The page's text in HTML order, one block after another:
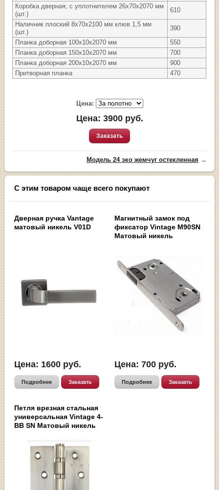
Коробка дверная, с уплотнителем 26х70х2070 мм
(шт.)
610
Наличник плоский 8х70х2100 мм клюв 1,5 мм
(шт.)
390
Планка доборная 100х10х2070 мм
550
Планка доборная 150х10х2070 мм
700
Планка доборная 200х10х2070 мм
900
Притворная планка
470
Цена:
Цена: 3900руб.
Заказать
Модель 24 эко жемчуг остекленная →
С этим товаром чаще всего покупают
Дверная ручка Vantage
матовый никель V01D
Цена: 1600 руб.
Подробнее Заказать
Магнитный замок под
фиксатор Vintage M90SN
Матовый никель
Цена: 700 руб.
Подробнее Заказать
Петля врезная стальная
универсальная Vintage 4-
BB SN Матовый никель